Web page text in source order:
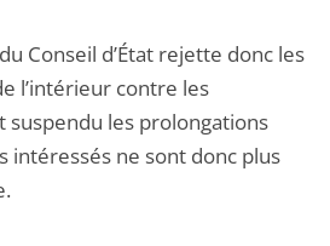
Conseil d’État rejette donc les
l’intérieur contre les
suspendu les prolongations
intéressés ne sont donc plus